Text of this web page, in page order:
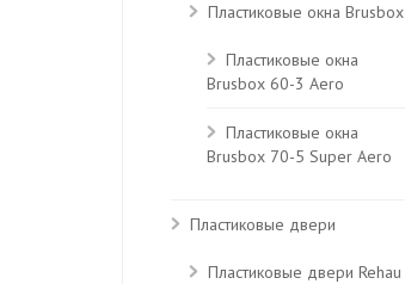
Пластиковые окна Brusbox
Пластиковые окна
Brusbox 60-3 Aero
Пластиковые окна
Brusbox 70-5 Super Aero
Пластиковые двери
Пластиковые двери Rehau